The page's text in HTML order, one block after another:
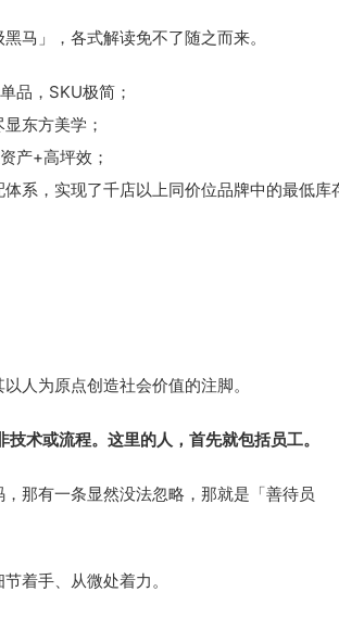
马」，各式解读免不了随之而来。
品，SKU极简；
东方美学；
产+高坪效；
系，实现了千店以上同价位品牌中的最低库
人为原点创造社会价值的注脚。
术或流程。这里的人，首先就包括员工。
那有一条显然没法忽略，那就是「善待员
着手、从微处着力。